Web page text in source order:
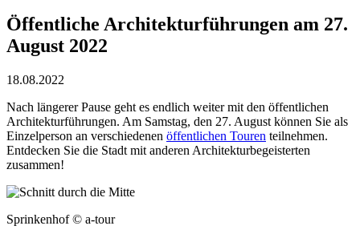
Öffentliche Architekturführungen am 27.
August 2022
18.08.2022
Nach längerer Pause geht es endlich weiter mit den öffentlichen
Architekturführungen. Am Samstag, den 27. August können Sie als
Einzelperson an verschiedenen öffentlichen Touren teilnehmen.
Entdecken Sie die Stadt mit anderen Architekturbegeisterten
zusammen!
Sprinkenhof © a-tour